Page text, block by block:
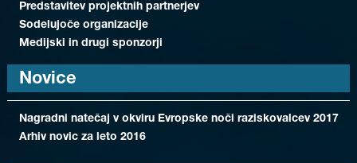
Predstavitev projektnih partnerjev
Sodelujoče organizacije
Medijski in drugi sponzorji
Novice
Nagradni natečaj v okviru Evropske noči raziskovalcev 2017
Arhiv novic za leto 2016